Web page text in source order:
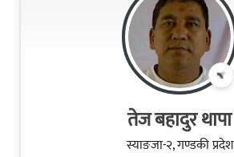
तेज बहादुर थापा
स्याङजा-२, गण्डकी प्रदेश